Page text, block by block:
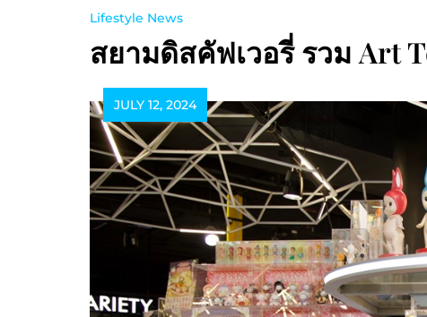
Lifestyle News
สยามดิสคัฟเวอรี่ รวม Art
JULY 12, 2024